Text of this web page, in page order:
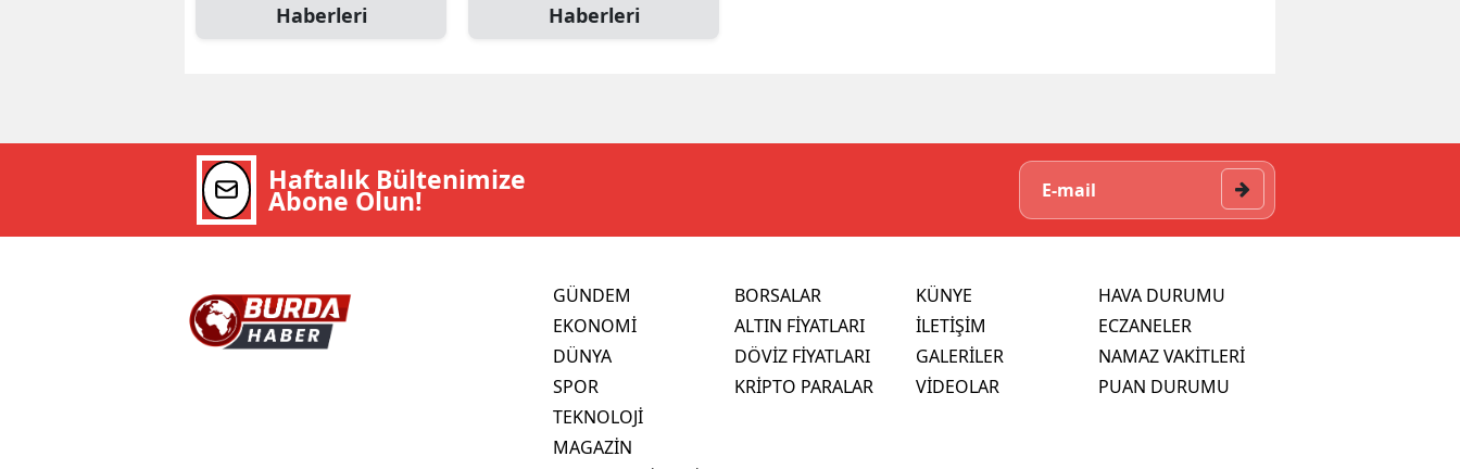
Haberleri
Haberleri
Haftalık Bültenimize
Abone Olun!
GÜNDEM
EKONOMİ
DÜNYA
SPOR
TEKNOLOJİ
MAGAZİN
BORSALAR
ALTIN FİYATLARI
DÖVİZ FİYATLARI
KRİPTO PARALAR
KÜNYE
İLETİŞİM
GALERİLER
VİDEOLAR
HAVA DURUMU
ECZANELER
NAMAZ VAKİTLERİ
PUAN DURUMU